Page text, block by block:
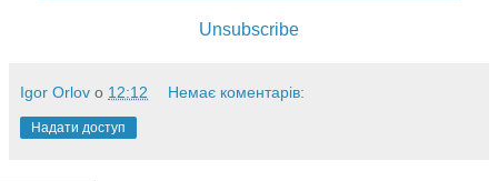
Unsubscribe
Igor Orlov о 12:12 Немає коментарів:
Надати доступ